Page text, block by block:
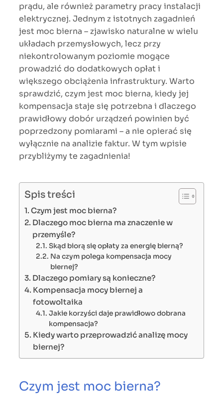
prądu, ale również parametry pracy instalacji
elektrycznej. Jednym z istotnych zagadnień
jest moc bierna – zjawisko naturalne w wielu
układach przemysłowych, lecz przy
niekontrolowanym poziomie mogące
prowadzić do dodatkowych opłat i
większego obciążenia infrastruktury. Warto
sprawdzić, czym jest moc bierna, kiedy jej
kompensacja staje się potrzebna i dlaczego
prawidłowy dobór urządzeń powinien być
poprzedzony pomiarami – a nie opierać się
wyłącznie na analizie faktur. W tym wpisie
przybliżymy te zagadnienia!
Spis treści
Czym jest moc bierna?
Dlaczego moc bierna ma znaczenie w
przemyśle?
Skąd biorą się opłaty za energię bierną?
Na czym polega kompensacja mocy
biernej?
Dlaczego pomiary są konieczne?
Kompensacja mocy biernej a
fotowoltaika
Jakie korzyści daje prawidłowo dobrana
kompensacja?
Kiedy warto przeprowadzić analizę mocy
biernej?
Czym jest moc bierna?